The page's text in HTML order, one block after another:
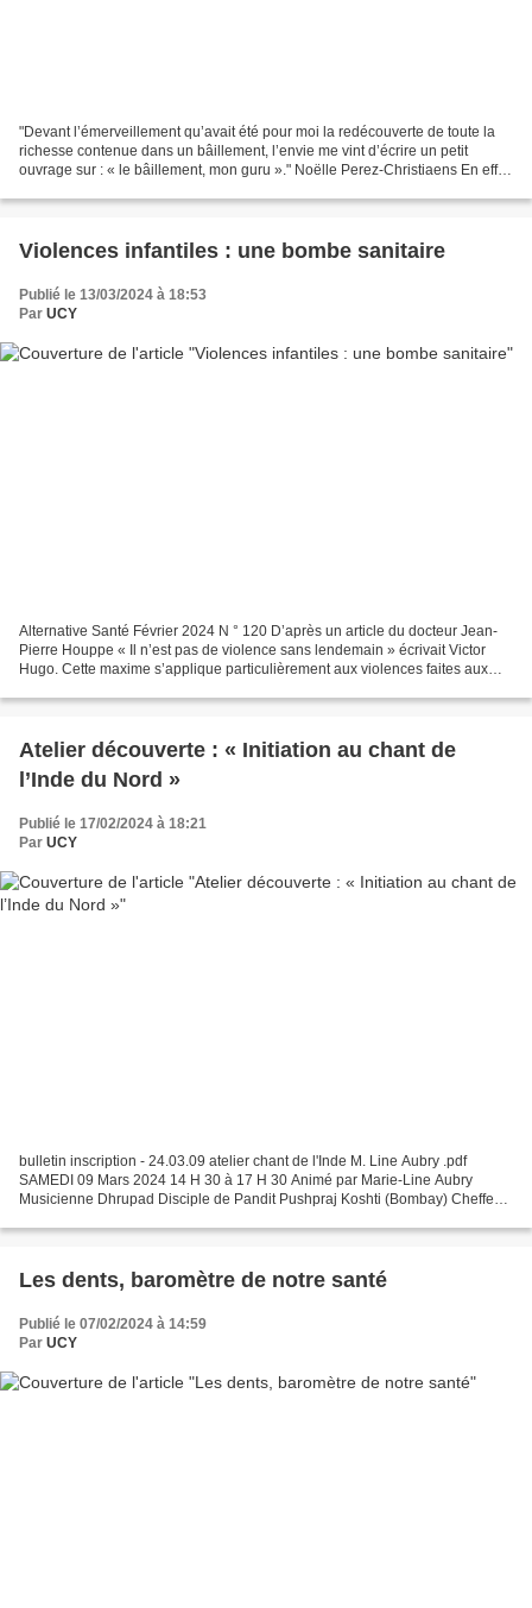
"Devant l’émerveillement qu’avait été pour moi la redécouverte de toute la
richesse contenue dans un bâillement, l’envie me vint d’écrire un petit
ouvrage sur : « le bâillement, mon guru »." Noëlle Perez-Christiaens En effet
Violences infantiles : une bombe sanitaire
Publié le 13/03/2024 à 18:53
Par UCY
Alternative Santé Février 2024 N ° 120 D’après un article du docteur Jean-
Pierre Houppe « Il n’est pas de violence sans lendemain » écrivait Victor
Hugo. Cette maxime s’applique particulièrement aux violences faites aux
Atelier découverte : « Initiation au chant de
l’Inde du Nord »
Publié le 17/02/2024 à 18:21
Par UCY
bulletin inscription - 24.03.09 atelier chant de l'Inde M. Line Aubry .pdf
SAMEDI 09 Mars 2024 14 H 30 à 17 H 30 Animé par Marie-Line Aubry
Musicienne Dhrupad Disciple de Pandit Pushpraj Koshti (Bombay) Cheffe
Les dents, baromètre de notre santé
Publié le 07/02/2024 à 14:59
Par UCY